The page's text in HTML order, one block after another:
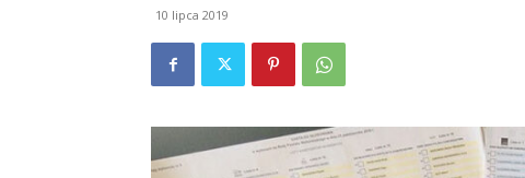
10 lipca 2019